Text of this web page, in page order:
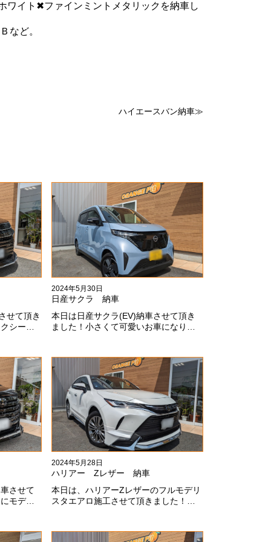
ワイト✖ファインミントメタリックを納車し
など。
ハイエースバン納車≫
せて頂き
シーに
2024年5月30日
日産サクラ 納車
本日は日産サクラ(EV)納車させて頂き
ました！小さくて可愛いお車になりま
うございました#x1f60a;
させて
モデリ
2024年5月28日
ハリアー Zレザー 納車
本日は、ハリアーZレザーのフルモデリ
スタエアロ施工させて頂きました！モ
ロが入ってきませんね。。今後とも宜